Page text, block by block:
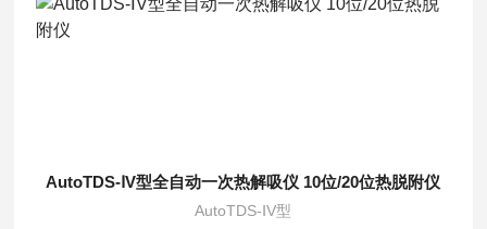
AutoTDS-ⅠV型全自动一次热解吸仪 10位/20位热脱附仪
AutoTDS-ⅠV型